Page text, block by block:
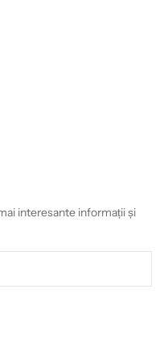
interesante informații și